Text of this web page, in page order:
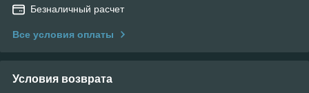
Безналичный расчет
Все условия оплаты
Условия возврата